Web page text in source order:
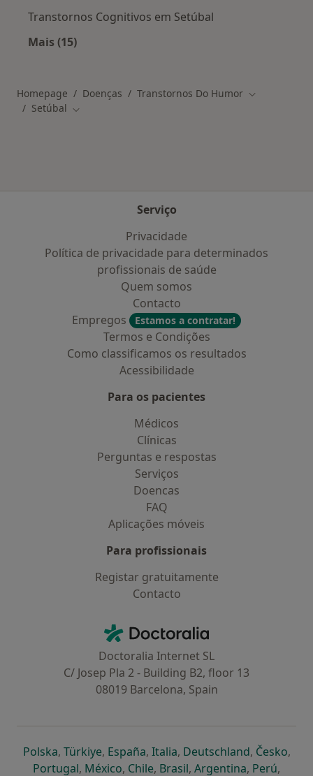
Transtornos Cognitivos em Setúbal
Mais (15)
Homepage Doenças Transtornos Do Humor Mudar de
Setúbal Mudar de cidade
Serviço
Privacidade
Política de privacidade para determinados
profissionais de saúde
Quem somos
Contacto
Empregos
Estamos a contratar!
Termos e Condições
Como classificamos os resultados
Acessibilidade
Para os pacientes
Médicos
Clínicas
Perguntas e respostas
Serviços
Doencas
FAQ
Aplicações móveis
Para profissionais
Registar gratuitamente
Contacto
Doctoralia - Homepage
Doctoralia Internet SL
C/ Josep Pla 2 - Building B2, floor 13
08019 Barcelona, Spain
Polskaabre num novo separador
, Türkiyeabre num novo separador
, Españaabre num novo separador
, Italiaabre num novo
, Deutschlandabre num
, Česko,
Portugalabre num novo separador
, Méxicoabre num novo separador
, Chileabre num novo separador
, Brasilabre num novo
, Argentinaabre num
, Perúabre
,